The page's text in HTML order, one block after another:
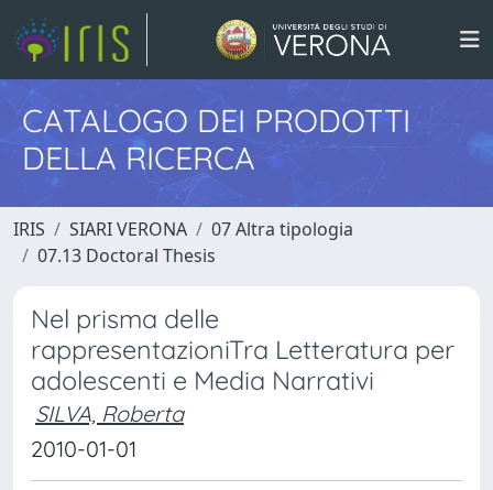
CATALOGO DEI PRODOTTI
DELLA RICERCA
IRIS SIARI VERONA
07 Altra tipologia
07.13 Doctoral Thesis
Nel prisma delle
rappresentazioniTra Letteratura per
adolescenti e Media Narrativi
SILVA, Roberta
2010-01-01